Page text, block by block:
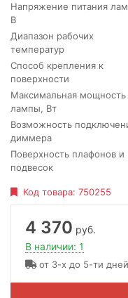
Напряжение питания
В
Диапазон рабочих
температур
Способ крепления к
поверхности
Максимальная мощность
лампы, Вт
Возможность
диммера
Поверхность плафонов и
подвесок
Код товара: 750255
4 370 руб.
В наличии: 1
от 3-х до 5-ти дней